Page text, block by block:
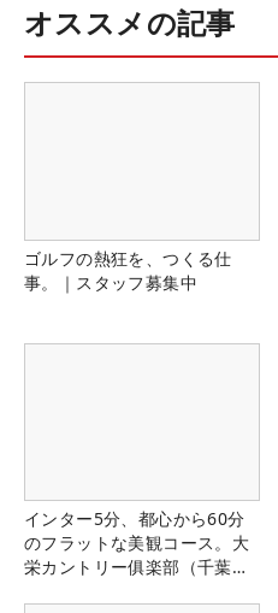
オススメの記事
ゴルフの熱狂を、つくる仕
事。｜スタッフ募集中
インター5分、都心から60分
のフラットな美観コース。大
栄カントリー俱楽部（千葉